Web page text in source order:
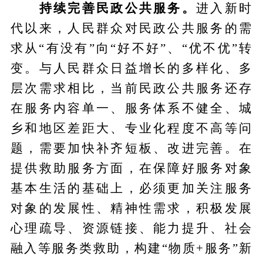
持续完善民政公共服务。进入新时
代以来，人民群众对民政公共服务的需
求从“有没有”向“好不好”、“优不优”转
变。与人民群众日益增长的多样化、多
层次需求相比，当前民政公共服务还存
在服务内容单一、服务体系不健全、城
乡和地区差距大、专业化程度不高等问
题，需要加快补齐短板、改进完善。在
提供救助服务方面，在保障好服务对象
基本生活的基础上，必须更加关注服务
对象的发展性、精神性需求，积极发展
心理疏导、资源链接、能力提升、社会
融入等服务类救助，构建“物质+服务”新